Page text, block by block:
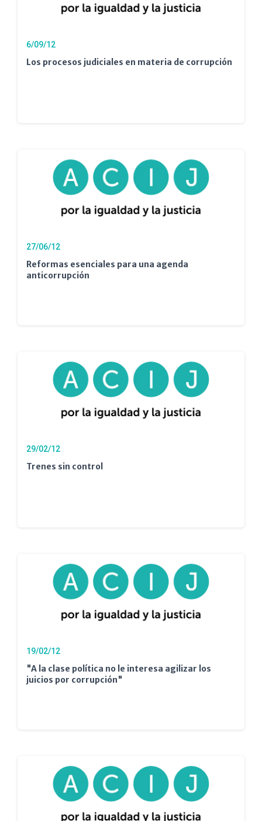
6/09/12
Los procesos judiciales en materia de corrupción
27/06/12
Reformas esenciales para una agenda
anticorrupción
29/02/12
Trenes sin control
19/02/12
"A la clase política no le interesa agilizar los
juicios por corrupción"